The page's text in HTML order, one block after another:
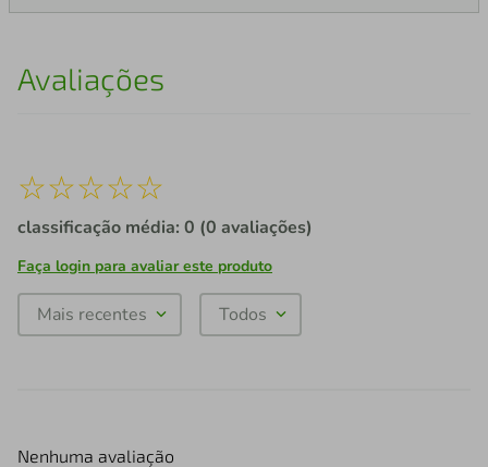
Avaliações
☆☆☆☆☆
classificação média: 0 (0 avaliações)
Faça login para avaliar este produto
Mais recentes Todos
Nenhuma avaliação